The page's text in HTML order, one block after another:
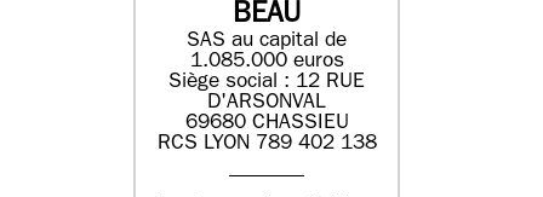
BEAU
SAS au capital de
1.085.000 euros
Siège social : 12 RUE
D'ARSONVAL
69680 CHASSIEU
RCS LYON 789 402 138